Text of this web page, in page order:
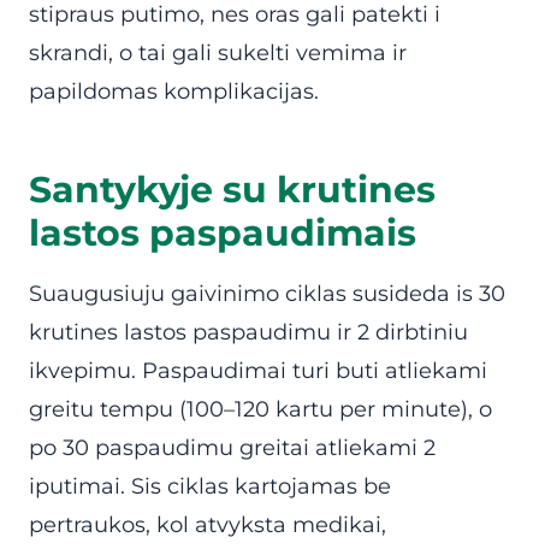
stipraus putimo, nes oras gali patekti i
skrandi, o tai gali sukelti vemima ir
papildomas komplikacijas.
Santykyje su krutines
lastos paspaudimais
Suaugusiuju gaivinimo ciklas susideda is 30
krutines lastos paspaudimu ir 2 dirbtiniu
ikvepimu. Paspaudimai turi buti atliekami
greitu tempu (100–120 kartu per minute), o
po 30 paspaudimu greitai atliekami 2
iputimai. Sis ciklas kartojamas be
pertraukos, kol atvyksta medikai,